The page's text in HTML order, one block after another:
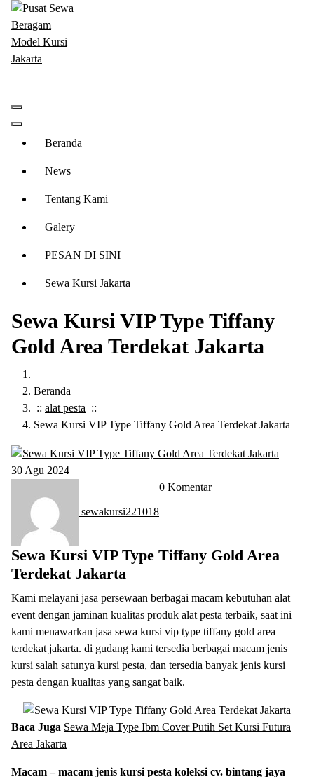
Lewati
konten
Beranda
News
Tentang Kami
Galery
PESAN DI SINI
Sewa Kursi Jakarta
Sewa Kursi VIP Type Tiffany
Gold Area Terdekat Jakarta
Beranda
:: alat pesta ::
Sewa Kursi VIP Type Tiffany Gold Area Terdekat Jakarta
30 Agu 2024
sewakursi221018
0 Komentar
Sewa Kursi VIP Type Tiffany Gold Area
Terdekat Jakarta
Kami melayani jasa persewaan berbagai macam kebutuhan alat
event dengan jaminan kualitas produk alat pesta terbaik, saat ini
kami menawarkan jasa sewa kursi vip type tiffany gold area
terdekat jakarta. di gudang kami tersedia berbagai macam jenis
kursi salah satunya kursi pesta, dan tersedia banyak jenis kursi
pesta dengan kualitas yang sangat baik.
Baca Juga Sewa Meja Type Ibm Cover Putih Set Kursi Futura
Area Jakarta
Macam – macam jenis kursi pesta koleksi cv. bintang jaya